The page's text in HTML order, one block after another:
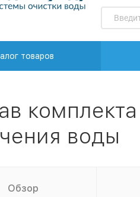
товаров
воды
Обзор